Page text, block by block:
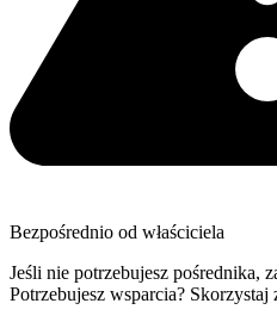
Bezpośrednio od właściciela
Jeśli nie potrzebujesz pośrednika,
Potrzebujesz wsparcia? Skorzystaj